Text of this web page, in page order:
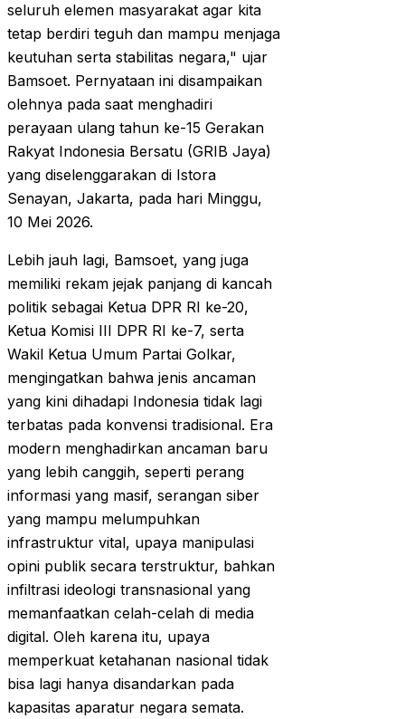
seluruh elemen masyarakat agar kita
tetap berdiri teguh dan mampu menjaga
keutuhan serta stabilitas negara," ujar
Bamsoet. Pernyataan ini disampaikan
olehnya pada saat menghadiri
perayaan ulang tahun ke-15 Gerakan
Rakyat Indonesia Bersatu (GRIB Jaya)
yang diselenggarakan di Istora
Senayan, Jakarta, pada hari Minggu,
10 Mei 2026.
Lebih jauh lagi, Bamsoet, yang juga
memiliki rekam jejak panjang di kancah
politik sebagai Ketua DPR RI ke-20,
Ketua Komisi III DPR RI ke-7, serta
Wakil Ketua Umum Partai Golkar,
mengingatkan bahwa jenis ancaman
yang kini dihadapi Indonesia tidak lagi
terbatas pada konvensi tradisional. Era
modern menghadirkan ancaman baru
yang lebih canggih, seperti perang
informasi yang masif, serangan siber
yang mampu melumpuhkan
infrastruktur vital, upaya manipulasi
opini publik secara terstruktur, bahkan
infiltrasi ideologi transnasional yang
memanfaatkan celah-celah di media
digital. Oleh karena itu, upaya
memperkuat ketahanan nasional tidak
bisa lagi hanya disandarkan pada
kapasitas aparatur negara semata.